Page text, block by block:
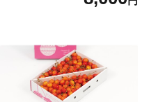
ス) 8000円 わけあり ぶんた
産 農家直送 期間限定 特産品
サイズミックス くらもとフ
ァーム 愛南町 愛媛県